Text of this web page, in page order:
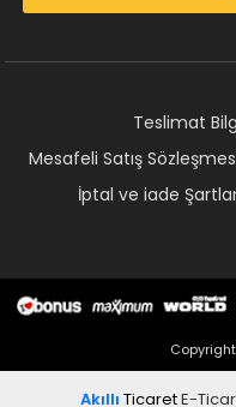
Teslimat
Mesafeli Satış
İptal ve iade
Akıllı TicaretE-